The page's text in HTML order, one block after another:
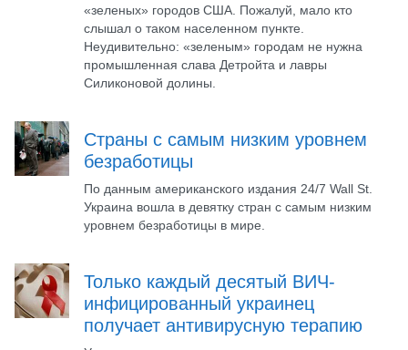
«зеленых» городов США. Пожалуй, мало кто
слышал о таком населенном пункте.
Неудивительно: «зеленым» городам не нужна
промышленная слава Детройта и лавры
Силиконовой долины.
Страны с самым низким уровнем
безработицы
По данным американского издания 24/7 Wall St.
Украина вошла в девятку стран с самым низким
уровнем безработицы в мире.
Только каждый десятый ВИЧ-
инфицированный украинец
получает антивирусную терапию